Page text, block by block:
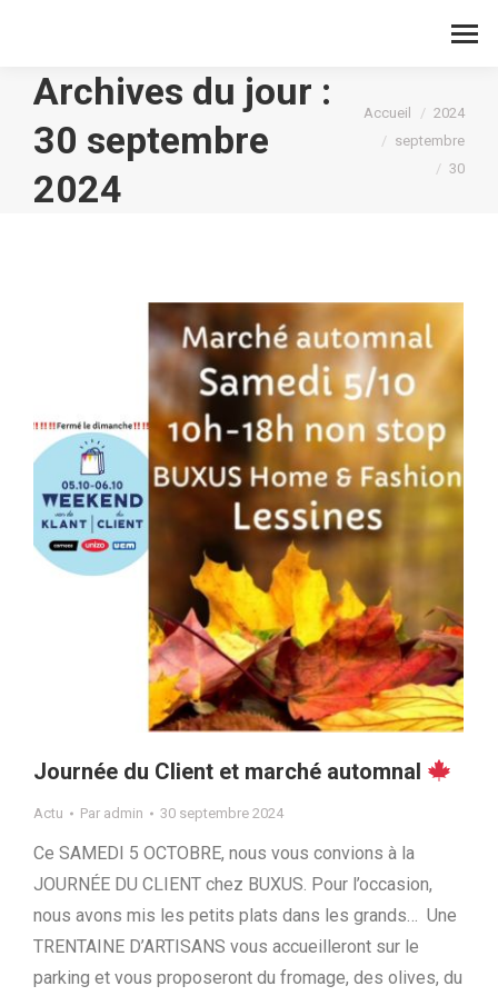
Archives du jour :
30 septembre
2024
Vous êtes ici :
Accueil
2024
septembre
30
Journée du Client et marché automnal
Actu Par admin 30 septembre 2024
Ce SAMEDI 5 OCTOBRE, nous vous convions à la
JOURNÉE DU CLIENT chez BUXUS. Pour l’occasion,
nous avons mis les petits plats dans les grands… Une
TRENTAINE D’ARTISANS vous accueilleront sur le
parking et vous proposeront du fromage, des olives, du